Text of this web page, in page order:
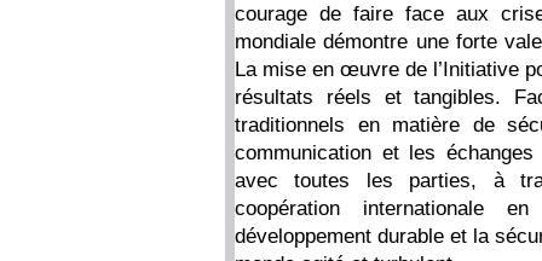
courage de faire face aux
mondiale démontre une forte
La mise en œuvre de l’Initiative
résultats réels et tangibles.
traditionnels en matière de
communication et les
avec toutes les parties, à
coopération internationale
développement durable et la